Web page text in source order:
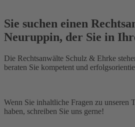
Sie suchen einen
Neuruppin, der Sie in
Die Rechtsanwälte Schulz & Ehrke
beraten Sie kompetent und
Wenn Sie inhaltliche Fragen zu unseren
haben, schreiben Sie uns gerne!